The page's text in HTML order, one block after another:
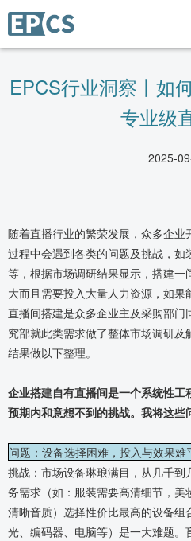
EPCS行业洞察丨如
专业级
2025-
随着直播行业的繁荣发展，众多企
过程中会遇到各类的问题及挑战，
等，根据市场调研结果显示，搭建
大而且需要投入大量人力资源，如
直播间搭建是众多企业主及采购部门
究部就此类需求做了整体市场调研
结果做以下整理。
企业搭建自有直播间是一个系统性
预期内和意想不到的挑战。我将这些
问题：设备选择困难，投入与效果难
挑战：市场设备琳琅满目，从几千
务需求（如：服装需要高清细节，
清晰音质）选择性价比最高的设备
光、编码器、电脑等）是一大难题